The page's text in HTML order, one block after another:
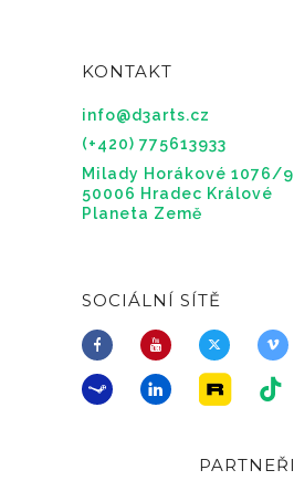
KONTAKT
info@d3arts.cz
(+420) 775613933
Milady Horákové 1076/9
50006 Hradec Králové
Planeta Země
SOCIÁLNÍ SÍTĚ
PARTNEŘI